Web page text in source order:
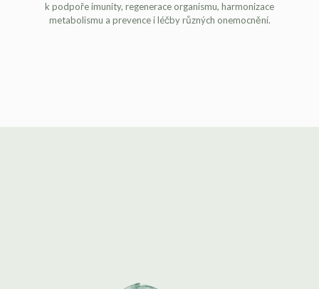
k podpoře imunity, regenerace organismu, harmonizace
metabolismu a prevence i léčby různých onemocnění.